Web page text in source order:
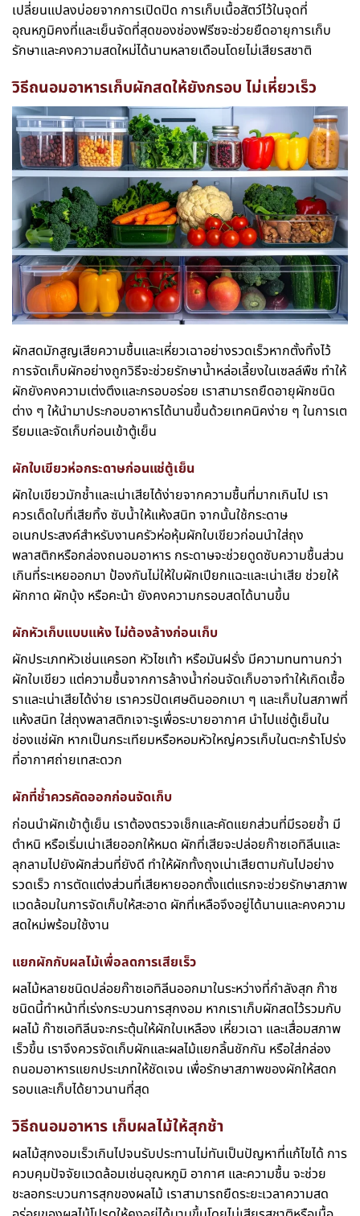
เปลี่ยนแปลงบ่อยจากการเปิดปิด การเก็บเนื้อสัตว์ไว้ในจุดที่
อุณหภูมิคงที่และเย็นจัดที่สุดของช่องฟรีซจะช่วยยืดอายุการเก็บ
รักษาและคงความสดใหม่ได้นานหลายเดือนโดยไม่เสียรสชาติ
วิธีถนอมอาหารเก็บผักสดให้ยังกรอบ ไม่เหี่ยวเร็ว
ผักสดมักสูญเสียความชื้นและเหี่ยวเฉาอย่างรวดเร็วหากตั้งทิ้งไว้
การจัดเก็บผักอย่างถูกวิธีจะช่วยรักษาน้ำหล่อเลี้ยงในเซลล์พืช ทำให้
ผักยังคงความเต่งตึงและกรอบอร่อย เราสามารถยืดอายุผักชนิด
ต่าง ๆ ให้นำมาประกอบอาหารได้นานขึ้นด้วยเทคนิคง่าย ๆ ในการเต
รียมและจัดเก็บก่อนเข้าตู้เย็น
ผักใบเขียวห่อกระดาษก่อนแช่ตู้เย็น
ผักใบเขียวมักช้ำและเน่าเสียได้ง่ายจากความชื้นที่มากเกินไป เรา
ควรเด็ดใบที่เสียทิ้ง ซับน้ำให้แห้งสนิท จากนั้นใช้กระดาษ
อเนกประสงค์สำหรับงานครัวห่อหุ้มผักใบเขียวก่อนนำใส่ถุง
พลาสติกหรือกล่องถนอมอาหาร กระดาษจะช่วยดูดซับความชื้นส่วน
เกินที่ระเหยออกมา ป้องกันไม่ให้ใบผักเปียกแฉะและเน่าเสีย ช่วยให้
ผักกาด ผักบุ้ง หรือคะน้า ยังคงความกรอบสดได้นานขึ้น
ผักหัวเก็บแบบแห้ง ไม่ต้องล้างก่อนเก็บ
ผักประเภทหัวเช่นแครอท หัวไชเท้า หรือมันฝรั่ง มีความทนทานกว่า
ผักใบเขียว แต่ความชื้นจากการล้างน้ำก่อนจัดเก็บอาจทำให้เกิดเชื้อ
ราและเน่าเสียได้ง่าย เราควรปัดเศษดินออกเบา ๆ และเก็บในสภาพที่
แห้งสนิท ใส่ถุงพลาสติกเจาะรูเพื่อระบายอากาศ นำไปแช่ตู้เย็นใน
ช่องแช่ผัก หากเป็นกระเทียมหรือหอมหัวใหญ่ควรเก็บในตะกร้าโปร่ง
ที่อากาศถ่ายเทสะดวก
ผักที่ช้ำควรคัดออกก่อนจัดเก็บ
ก่อนนำผักเข้าตู้เย็น เราต้องตรวจเช็กและคัดแยกส่วนที่มีรอยช้ำ มี
ตำหนิ หรือเริ่มเน่าเสียออกให้หมด ผักที่เสียจะปล่อยก๊าซเอทิลีนและ
ลุกลามไปยังผักส่วนที่ยังดี ทำให้ผักทั้งถุงเน่าเสียตามกันไปอย่าง
รวดเร็ว การตัดแต่งส่วนที่เสียหายออกตั้งแต่แรกจะช่วยรักษาสภาพ
แวดล้อมในการจัดเก็บให้สะอาด ผักที่เหลือจึงอยู่ได้นานและคงความ
สดใหม่พร้อมใช้งาน
แยกผักกับผลไม้เพื่อลดการเสียเร็ว
ผลไม้หลายชนิดปล่อยก๊าซเอทิลีนออกมาในระหว่างที่กำลังสุก ก๊าซ
ชนิดนี้ทำหน้าที่เร่งกระบวนการสุกงอม หากเราเก็บผักสดไว้รวมกับ
ผลไม้ ก๊าซเอทิลีนจะกระตุ้นให้ผักใบเหลือง เหี่ยวเฉา และเสื่อมสภาพ
เร็วขึ้น เราจึงควรจัดเก็บผักและผลไม้แยกลิ้นชักกัน หรือใส่กล่อง
ถนอมอาหารแยกประเภทให้ชัดเจน เพื่อรักษาสภาพของผักให้สดก
รอบและเก็บได้ยาวนานที่สุด
วิธีถนอมอาหาร เก็บผลไม้ให้สุกช้า
ผลไม้สุกงอมเร็วเกินไปจนรับประทานไม่ทันเป็นปัญหาที่แก้ไขได้ การ
ควบคุมปัจจัยแวดล้อมเช่นอุณหภูมิ อากาศ และความชื้น จะช่วย
ชะลอกระบวนการสุกของผลไม้ เราสามารถยืดระยะเวลาความสด